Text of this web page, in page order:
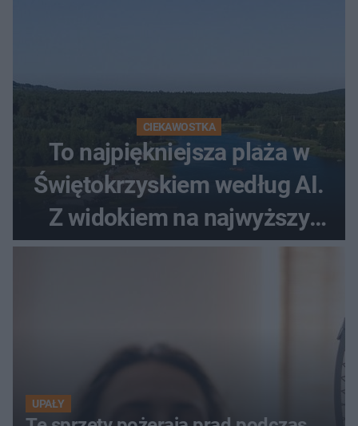
CIEKAWOSTKA
To najpiękniejsza plaża w
Świętokrzyskiem według AI.
Z widokiem na najwyższy
szczyt Gór Świętokrzyskich
UPAŁY